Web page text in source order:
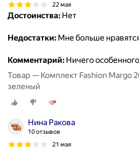
22 мая
Достоинства: Нет
Недостатки: Мне больше
Комментарий: Ничего
Товар — Комплект Fashion Margo
зеленый
Нина Ракова
10 отзывов
21 мая